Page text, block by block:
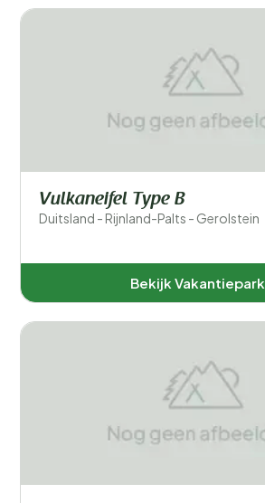
Vulkaneifel Type B
Duitsland - Rijnland-Palts - Gerolstein
Bekijk Vakantiepark